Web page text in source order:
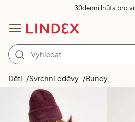
30denní lhůta pro
Děti Svrchní oděvy Bundy